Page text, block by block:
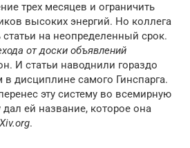
трех месяцев и ограничить
высоких энергий. Но коллега
статьи на неопределенный срок.
от доски объявлений
И статьи наводнили гораздо
в дисциплине самого Гинспарга.
эту систему во всемирную
дал ей название, которое она
.